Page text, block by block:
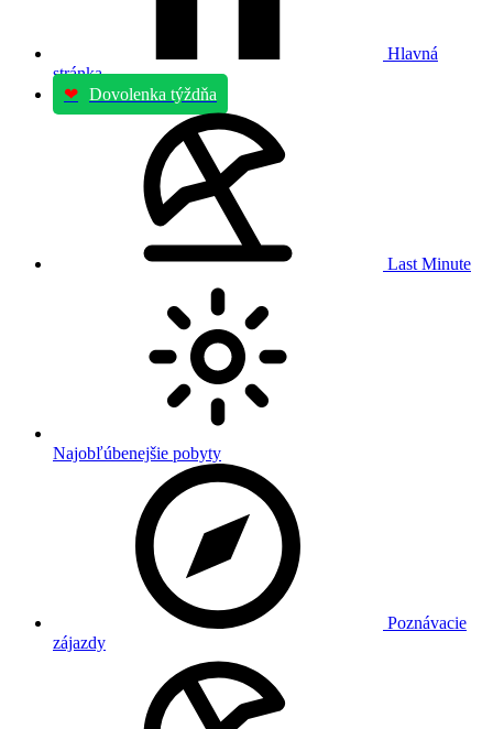
Hlavná
stránka
❤ Dovolenka týždňa
Last Minute
Najobľúbenejšie pobyty
Poznávacie
zájazdy